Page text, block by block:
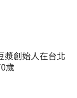
漿創始人在台北
歲